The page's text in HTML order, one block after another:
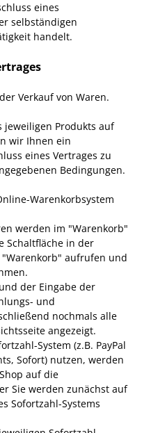
eines
selbständigen
handelt.
Verkauf von Waren.
jeweiligen Produkts auf
wir Ihnen ein
eines Vertrages zu
Bedingungen.
Warenkorbsystem
werden im "Warenkorb"
Schaltfläche in der
aufrufen und
der Eingabe der
und
nochmals alle
angezeigt.
System (z.B. PayPal
Sofort) nutzen, werden
auf die
Sie werden zunächst auf
Sofortzahl-Systems